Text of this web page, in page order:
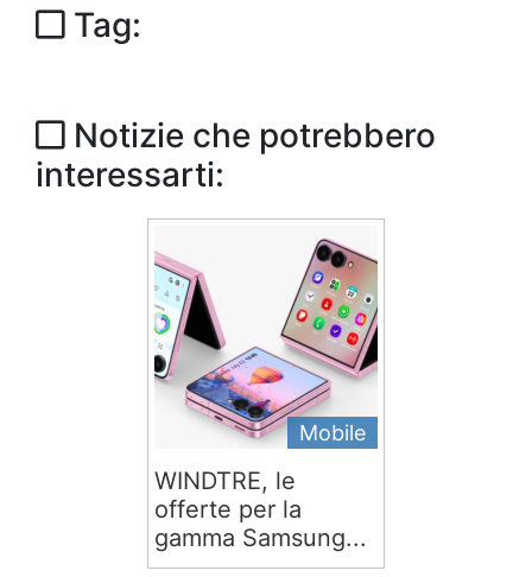
Tag:
Notizie che potrebbero
interessarti:
Mobile
WINDTRE, le
offerte per la
gamma Samsung...